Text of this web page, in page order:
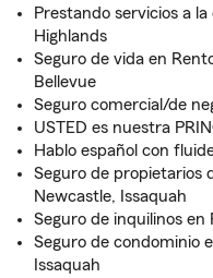
Prestando servicios a
Highlands
Seguro de vida en
Bellevue
Seguro comercial/de
USTED es nuestra
Hablo español con
Seguro de propietarios
Newcastle, Issaquah
Seguro de inquilinos en
Seguro de condominio
Issaquah